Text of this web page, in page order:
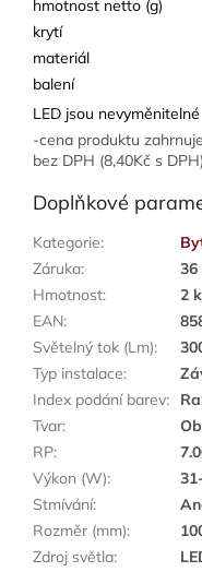
hmotnost netto (g)
krytí
materiál
balení
LED jsou nevyměnitelné
-cena produktu
bez DPH (8,40Kč s DPH)
Doplňkové
Kategorie:
Záruka:
36
Hmotnost:
2
EAN:
Světelný tok (Lm):
Typ instalace:
Index podání barev:
Tvar:
RP:
Výkon (W):
Stmívání:
Rozměr (mm):
Zdroj světla: